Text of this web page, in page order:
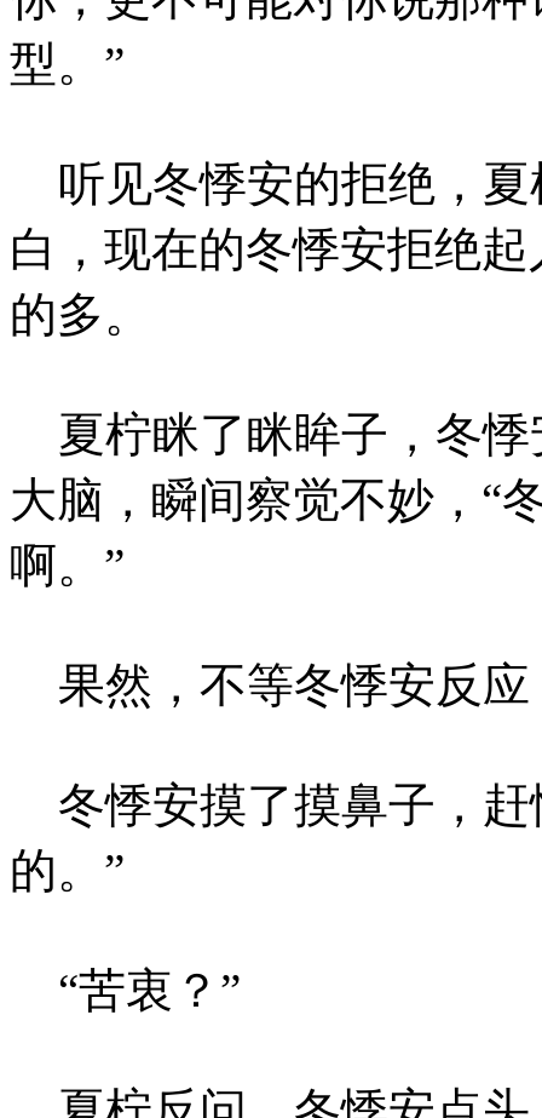
型。”
听见冬悸安的拒绝，夏
白，现在的冬悸安拒绝
的多。
夏柠眯了眯眸子，冬悸
大脑，瞬间察觉不妙，“
啊。”
果然，不等冬悸安反应
冬悸安摸了摸鼻子，赶
的。”
“苦衷？”